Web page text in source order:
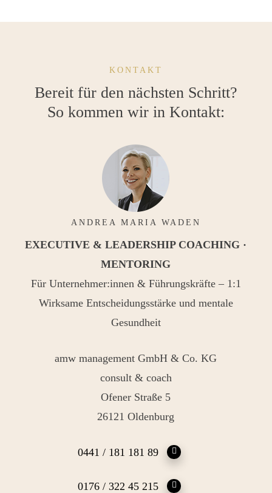
KONTAKT
Bereit für den nächsten Schritt?
So kommen wir in Kontakt:
ANDREA MARIA WADEN
EXECUTIVE & LEADERSHIP COACHING ·
MENTORING
Für Unternehmer:innen & Führungskräfte – 1:1
Wirksame Entscheidungsstärke und mentale
Gesundheit
amw management GmbH & Co. KG
consult & coach
Ofener Straße 5
26121 Oldenburg
0441 / 181 181 89
0176 / 322 45 215